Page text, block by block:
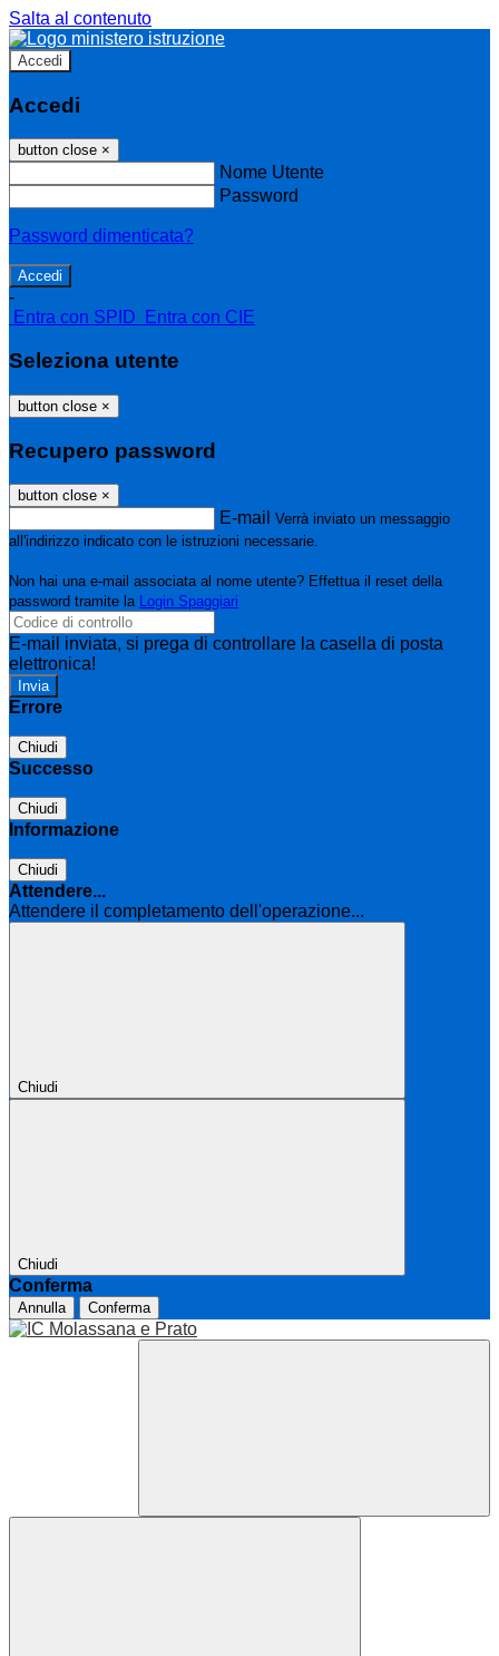
Salta al contenuto
Accedi
Accedi
button close ×
Nome Utente
Password
Password dimenticata?
-
Entra con SPID
Entra con CIE
Seleziona utente
button close ×
Recupero password
button close ×
E-mail Verrà inviato un messaggio
all'indirizzo indicato con le istruzioni necessarie.
Non hai una e-mail associata al nome utente? Effettua il reset della
password tramite la Login Spaggiari
E-mail inviata, si prega di controllare la casella di posta
elettronica!
Errore
Chiudi
Successo
Chiudi
Informazione
Chiudi
Attendere...
Attendere il completamento dell'operazione...
Chiudi
Chiudi
Conferma
Annulla Conferma